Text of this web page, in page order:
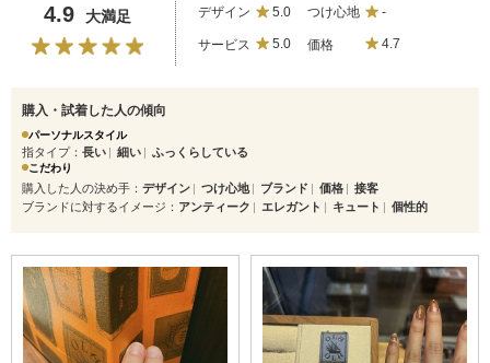
4.9 大満足 デザイン 5.0 つけ心地 -
サービス 5.0 価格 4.7
購入・試着した人の傾向
パーソナルスタイル
指タイプ 長い 細い ふっくらしている
こだわり
購入した人の決め手 デザイン つけ心地 ブランド 価格
接客
ブランドに対するイメージ
アンティーク エレガント キュート 個性的